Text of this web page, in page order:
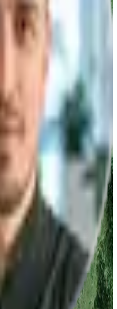
die eingegebenen Daten
17:00 Uhr